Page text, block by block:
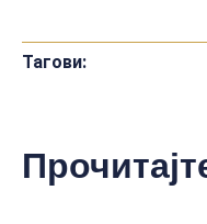
Тагови: